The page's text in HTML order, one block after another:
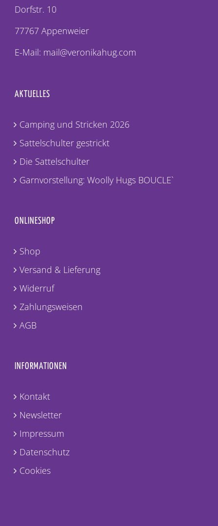
Dorfstr. 10
77767 Appenweier
E-Mail: mail@veronikahug.com
AKTUELLES
Camping und Stricken 2026
Sattelschulter gestrickt
Die Sattelschulter
Garnvorstellung: Woolly Hugs BOUCLE`
ONLINESHOP
Shop
Versand & Lieferung
Widerruf
Zahlungsweisen
AGB
INFORMATIONEN
Kontakt
Newsletter
Impressum
Datenschutz
Cookies